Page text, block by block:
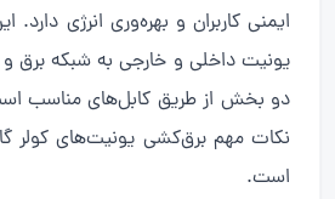
ایمنی کاربران و بهره‌وری انرژی دارد.
یونیت داخلی و خارجی به شبکه برق و
دو بخش از طریق کابل‌های مناسب
نکات مهم برق‌کشی یونیت‌های کولر
است.